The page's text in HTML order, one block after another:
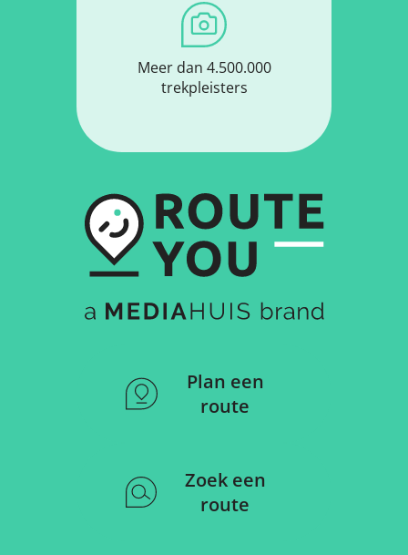
Meer dan 4.500.000
trekpleisters
Plan een
route
Zoek een
route